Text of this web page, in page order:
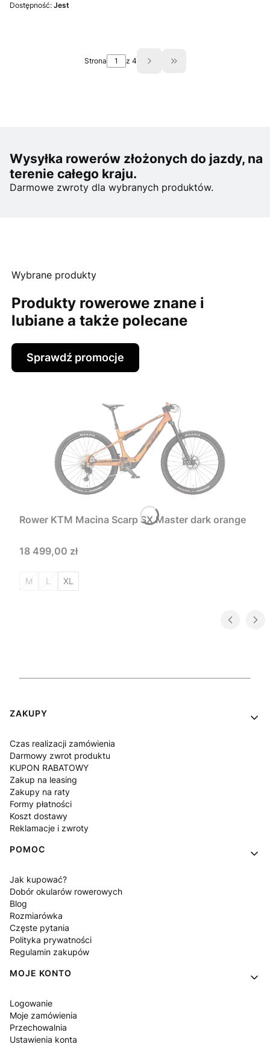
Dostępność: Jest
Strona z 4 Przejdź do ostatniej
Wysyłka rowerów złożonych do jazdy, na
terenie całego kraju.
Darmowe zwroty dla wybranych produktów.
Wybrane produkty
Produkty rowerowe znane i
lubiane a także polecane
Sprawdź promocje
Rower KTM Macina Scarp SX Master dark orange
Cena
18 499,00 zł
M L XL
Linki w stopce
ZAKUPY
Czas realizacji zamówienia
Darmowy zwrot produktu
KUPON RABATOWY
Zakup na leasing
Zakupy na raty
Formy płatności
Koszt dostawy
Reklamacje i zwroty
POMOC
Jak kupować?
Dobór okularów rowerowych
Blog
Rozmiarówka
Częste pytania
Polityka prywatności
Regulamin zakupów
MOJE KONTO
Logowanie
Moje zamówienia
Przechowalnia
Ustawienia konta